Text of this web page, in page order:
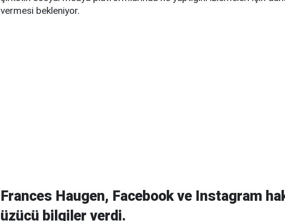
vermesi bekleniyor.
Frances Haugen, Facebook ve Instagram
üzücü bilgiler verdi.